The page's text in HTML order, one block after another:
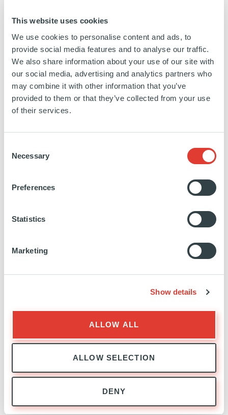
This website uses cookies
We use cookies to personalise content and ads, to
provide social media features and to analyse our traffic.
We also share information about your use of our site with
our social media, advertising and analytics partners who
may combine it with other information that you’ve
provided to them or that they’ve collected from your use
of their services.
Selection
Necessary
Preferences
Statistics
Marketing
Show details
ALLOW ALL
ALLOW SELECTION
DENY
INVESTISSEMENT
18 MARS 2020
EN SAVOIR PLUS
Study Group
INVESTISSEMENT25 AVRIL 2018